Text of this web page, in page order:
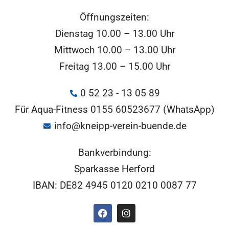
Öffnungszeiten:
Dienstag 10.00 – 13.00 Uhr
Mittwoch 10.00 – 13.00 Uhr
Freitag 13.00 – 15.00 Uhr
0 52 23 - 13 05 89
Für Aqua-Fitness 0155 60523677 (WhatsApp)
info@kneipp-verein-buende.de
Bankverbindung:
Sparkasse Herford
IBAN: DE82 4945 0120 0210 0087 77